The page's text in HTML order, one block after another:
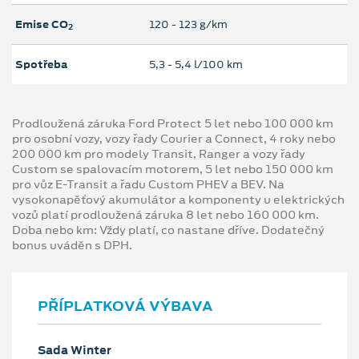
Emise CO2 120 ‐ 123 g/km
Spotřeba 5,3 ‐ 5,4 l/100 km
Prodloužená záruka Ford Protect 5 let nebo 100 000 km
pro osobní vozy, vozy řady Courier a Connect, 4 roky nebo
200 000 km pro modely Transit, Ranger a vozy řady
Custom se spalovacím motorem, 5 let nebo 150 000 km
pro vůz E-Transit a řadu Custom PHEV a BEV. Na
vysokonapěťový akumulátor a komponenty u elektrických
vozů platí prodloužená záruka 8 let nebo 160 000 km.
Doba nebo km: Vždy platí, co nastane dříve. Dodatečný
bonus uváděn s DPH.
PŘÍPLATKOVÁ VÝBAVA
Sada Winter